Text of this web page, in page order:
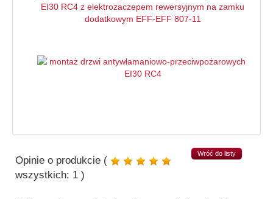
Wróć do listy
Opinie o produkcie (
wszystkich: 1 )